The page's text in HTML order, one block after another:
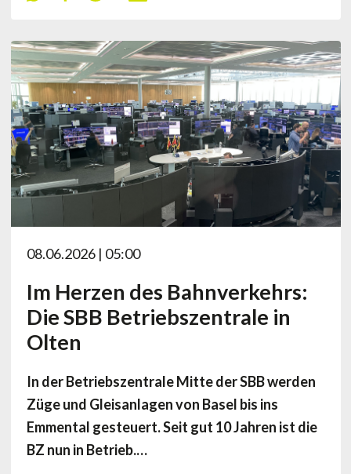
08.06.2026 | 05:00
Im Herzen des Bahnverkehrs:
Die SBB Betriebszentrale in
Olten
In der Betriebszentrale Mitte der SBB werden
Züge und Gleisanlagen von Basel bis ins
Emmental gesteuert. Seit gut 10 Jahren ist die
BZ nun in Betrieb.…